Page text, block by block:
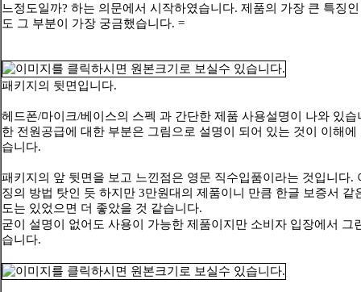
느정도일까? 하는 의문에서 시작하였습니다. 제품의 가장 큰 특징
도 그 부분이 가장 궁금했습니다. =
패키지의 뒷면입니다.
헤드폰/마이크/베이스의 스펙 과 간단한 제품 사용설명이 나와 있습
한 전원공급에 대한 부분은 그림으로 설명이 되어 있는 것이 이해에
습니다.
패키지의 앞 뒷면을 보고 느낀점은 영문 직수입품이라는 것입니다.
징의 방법 탓인 듯 하지만 3만원대의 제품이니 만큼 한글 보증서 같
도는 있었으면 더 좋았을 것 같습니다.
굳이 설명이 없어도 사용이 가능한 제품이지만 소비자 입장에서 그
습니다.